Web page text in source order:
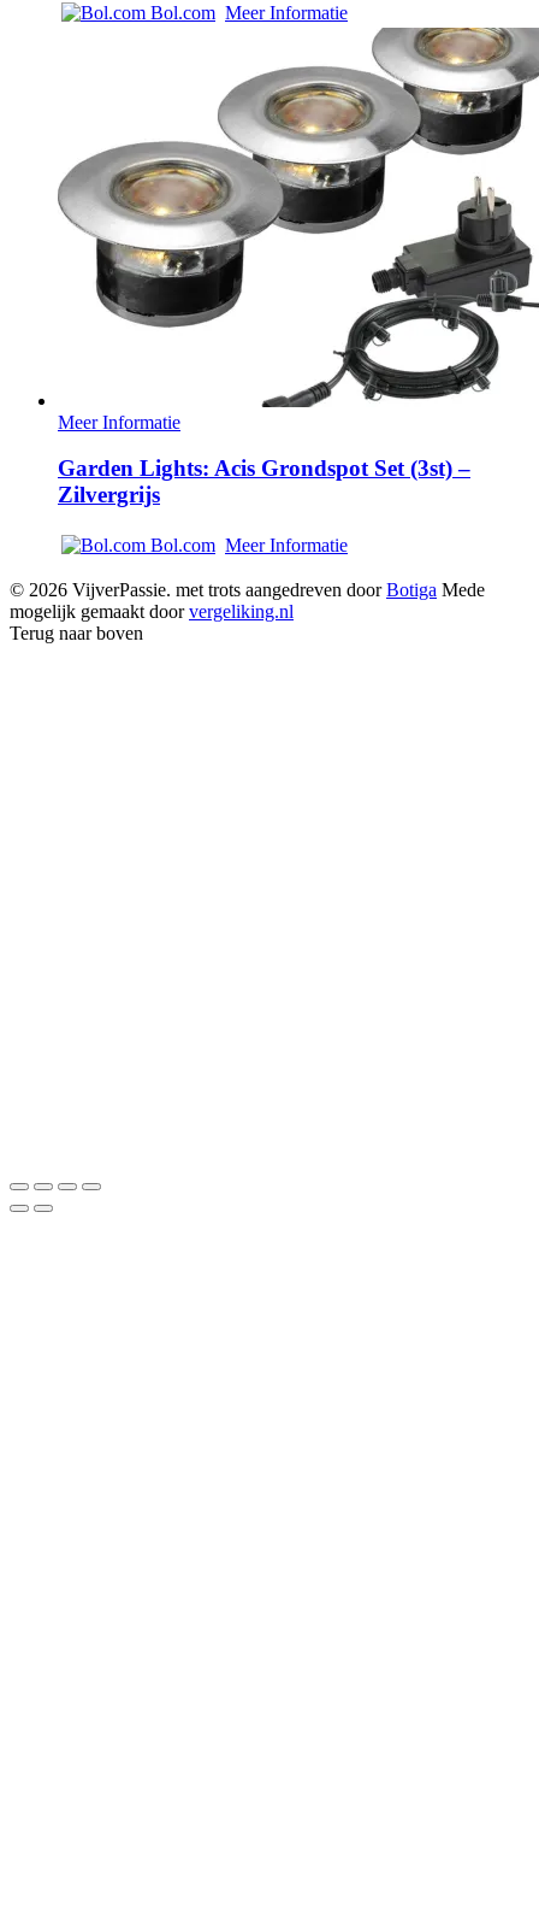
Bol.com Meer Informatie
Meer Informatie
Garden Lights: Acis Grondspot Set (3st) –
Zilvergrijs
Bol.com Meer Informatie
© 2026 VijverPassie. met trots aangedreven doorBotiga Mede
mogelijk gemaakt doorvergeliking.nl
Terug naar boven